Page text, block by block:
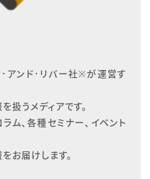
アンド･リバー社※が運営す
扱うメディアです。
ム、各種セミナー、イベント
お届けします。